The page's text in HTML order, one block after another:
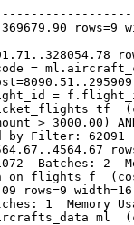
=
=
tf
> 3000.00)
by Filter: 62091
Batches: 2
on flights f
rows=9
1  Memory
ml